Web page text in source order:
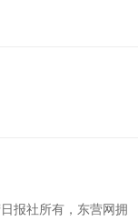
报社所有，东营网拥